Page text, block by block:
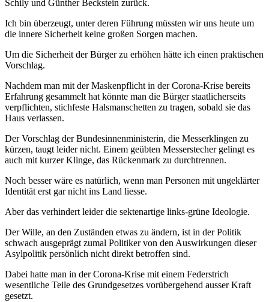
Schily und Günther Beckstein zurück.
Ich bin überzeugt, unter deren Führung müssten wir uns heute um
die innere Sicherheit keine großen Sorgen machen.
Um die Sicherheit der Bürger zu erhöhen hätte ich einen praktischen
Vorschlag.
Nachdem man mit der Maskenpflicht in der Corona-Krise bereits
Erfahrung gesammelt hat könnte man die Bürger staatlicherseits
verpflichten, stichfeste Halsmanschetten zu tragen, sobald sie das
Haus verlassen.
Der Vorschlag der Bundesinnenministerin, die Messerklingen zu
kürzen, taugt leider nicht. Einem geübten Messerstecher gelingt es
auch mit kurzer Klinge, das Rückenmark zu durchtrennen.
Noch besser wäre es natürlich, wenn man Personen mit ungeklärter
Identität erst gar nicht ins Land liesse.
Aber das verhindert leider die sektenartige links-grüne Ideologie.
Der Wille, an den Zuständen etwas zu ändern, ist in der Politik
schwach ausgeprägt zumal Politiker von den Auswirkungen dieser
Asylpolitik persönlich nicht direkt betroffen sind.
Dabei hatte man in der Corona-Krise mit einem Federstrich
wesentliche Teile des Grundgesetzes vorübergehend ausser Kraft
gesetzt.